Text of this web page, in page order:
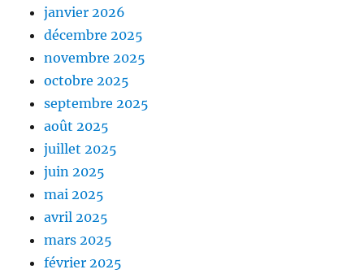
janvier 2026
décembre 2025
novembre 2025
octobre 2025
septembre 2025
août 2025
juillet 2025
juin 2025
mai 2025
avril 2025
mars 2025
février 2025